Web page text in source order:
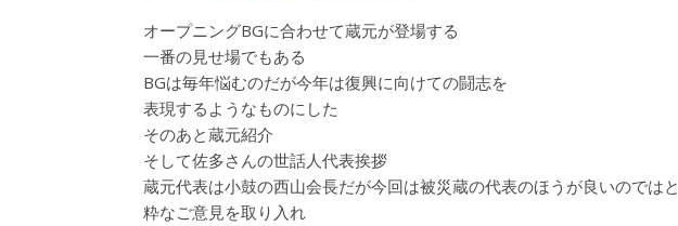
オープニングBGに合わせて蔵元が登場する
一番の見せ場でもある
BGは毎年悩むのだが今年は復興に向けての闘志を
表現するようなものにした
そのあと蔵元紹介
そして佐多さんの世話人代表挨拶
蔵元代表は小鼓の西山会長だが今回は被災蔵の代表のほうが良いのではと
粋なご意見を取り入れ